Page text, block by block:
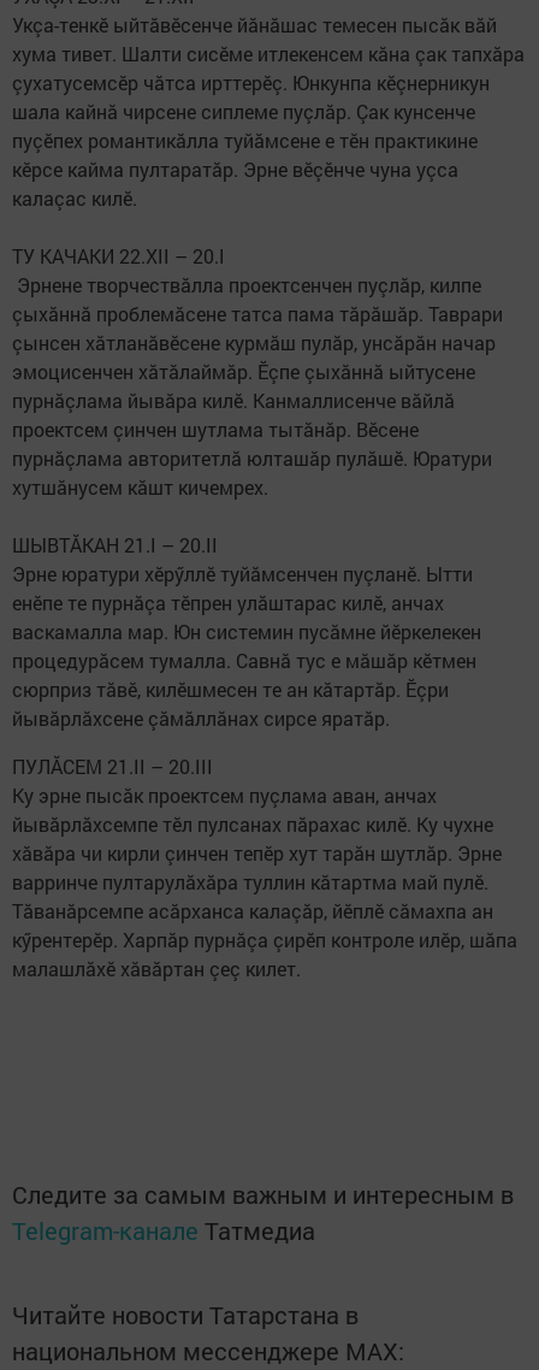
Укçа-тенкӗ ыйтăвӗсенче йăнăшас темесен пысăк вăй
хума тивет. Шалти сисӗме итлекенсем кăна çак тапхăра
çухатусемсӗр чăтса ирттерӗç. Юнкунпа кӗçнерникун
шала кайнă чирсене сиплеме пуçлăр. Çак кунсенче
пуçӗпех романтикăлла туйăмсене е тӗн практикине
кӗрсе кайма пултаратăр. Эрне вӗçӗнче чуна уçса
калаçас килӗ.
ТУ КАЧАКИ 22.XII – 20.I
​ Эрнене творчествăлла проектсенчен пуçлăр, килпе
çыхăннă проблемăсене татса пама тăрăшăр. Таврари
çынсен хăтланăвӗсене курмăш пулăр, унсăрăн начар
эмоцисенчен хăтăлаймăр. Ӗçпе çыхăннă ыйтусене
пурнăçлама йывăра килӗ. Канмаллисенче вăйлă
проектсем çинчен шутлама тытăнăр. Вӗсене
пурнăçлама авторитетлă юлташăр пулăшӗ. Юратури
хутшăнусем кăшт кичемрех.
ШЫВТĂКАН 21.I – 20.II
Эрне юратури хӗрӳллӗ туйăмсенчен пуçланӗ. Ытти
енӗпе те пурнăçа тӗпрен улăштарас килӗ, анчах
васкамалла мар. Юн системин пусăмне йӗркелекен
процедурăсем тумалла. Савнă тус е мăшăр кӗтмен
сюрприз тăвӗ, килӗшмесен те ан кăтартăр. Ӗçри
йывăрлăхсене çăмăллăнах сирсе яратăр. ​
ПУЛĂСЕМ 21.II – 20.III
Ку эрне пысăк проектсем пуçлама аван, анчах
йывăрлăхсемпе тӗл пулсанах пăрахас килӗ. Ку чухне
хăвăра чи кирли çинчен тепӗр хут тарăн шутлăр. Эрне
варринче пултарулăхăра туллин кăтартма май пулӗ.
Тăванăрсемпе асăрханса калаçăр, йӗплӗ сăмахпа ан
кӳрентерӗр. Харпăр пурнăçа çирӗп контроле илӗр, шăпа
малашлăхӗ хăвăртан çеç килет.
Следите за самым важным и интересным в
Telegram-канале Татмедиа
Читайте новости Татарстана в
национальном мессенджере MАХ: